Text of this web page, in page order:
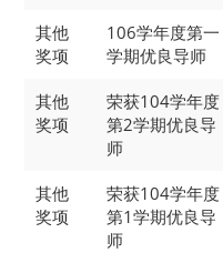
其他
奖项
106学年度第一
学期优良导师
其他
奖项
荣获104学年度
第2学期优良导
师
其他
奖项
荣获104学年度
第1学期优良导
师